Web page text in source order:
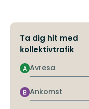
Ta dig hit med
kollektivtrafik
Avresa
A
Ankomst
B